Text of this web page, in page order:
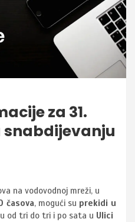
za 31.
snabdijevanju
na vodovodnoj mreži, u
časova, mogući su prekidi u
od tri do tri i po sata u Ulici